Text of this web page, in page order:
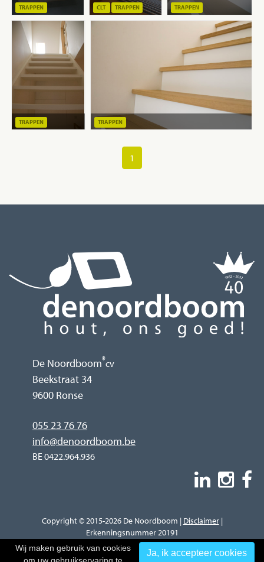
TRAPPEN CLT TRAPPEN TRAPPEN
TRAPPEN TRAPPEN
1
De Noordboom®cv
Beekstraat 34
9600 Ronse
055 23 76 76
info@denoordboom.be
BE 0422.964.936
Copyright © 2015-2026 De Noordboom | Disclaimer|
Erkenningsnummer 20191
Ja, ik accepteer cookies
Wij maken gebruik van cookies